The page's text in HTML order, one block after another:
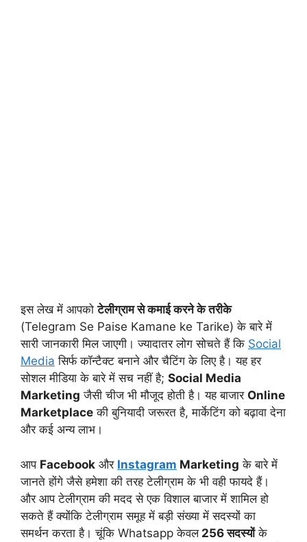
इस लेख में आपकोटेलीग्राम से कमाई करने के तरीके
(Telegram Se Paise Kamane ke Tarike) के बारे में
सारी जानकारी मिल जाएगी। ज्यादातर लोग सोचते हैं कि Social
Media सिर्फ कॉन्टैक्ट बनाने और चैटिंग के लिए है। यह हर
सोशल मीडिया के बारे में सच नहीं है; Social Media
Marketing जैसी चीज भी मौजूद होती है। यह बाजार Online
Marketplace की बुनियादी जरूरत है, मार्केटिंग को बढ़ावा देना
और कई अन्य लाभ।
आप Facebook और Instagram Marketing के बारे में
जानते होंगे जैसे हमेशा की तरह टेलीग्राम के भी वही फायदे हैं।
और आप टेलीग्राम की मदद से एक विशाल बाजार में शामिल हो
सकते हैं क्योंकि टेलीग्राम समूह में बड़ी संख्या में सदस्यों का
समर्थन करता है। चूंकि Whatsapp केवल256 सदस्योंके